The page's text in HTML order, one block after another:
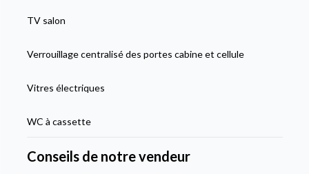
TV salon
Verrouillage centralisé des portes cabine et cellule
Vitres électriques
WC à cassette
Conseils de notre vendeur